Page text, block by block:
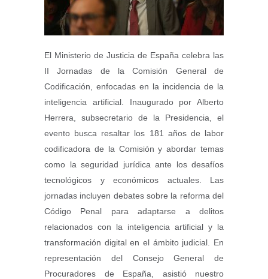
El Ministerio de Justicia de España celebra las
II Jornadas de la Comisión General de
Codificación, enfocadas en la incidencia de la
inteligencia artificial. Inaugurado por Alberto
Herrera, subsecretario de la Presidencia, el
evento busca resaltar los 181 años de labor
codificadora de la Comisión y abordar temas
como la seguridad jurídica ante los desafíos
tecnológicos y económicos actuales. Las
jornadas incluyen debates sobre la reforma del
Código Penal para adaptarse a delitos
relacionados con la inteligencia artificial y la
transformación digital en el ámbito judicial. En
representación del Consejo General de
Procuradores de España, asistió nuestro